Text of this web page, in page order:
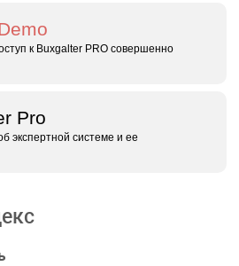
к Buxgalter PRO совершенно
Pro
экспертной системе и ее